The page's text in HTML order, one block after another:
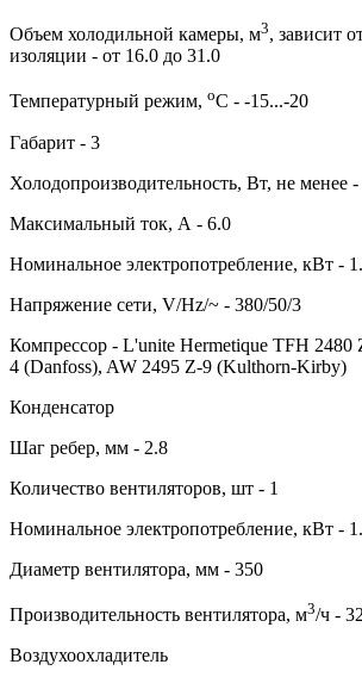
Объем холодильной камеры, м3, зависит
изоляции - от 16.0 до 31.0
Температурный режим, оС - -15...-20
Габарит - 3
Холодопроизводительность, Вт, не менее
Максимальный ток, А - 6.0
Номинальное электропотребление, кВт -
Напряжение сети, V/Hz/~ - 380/50/3
Компрессор - L'unite Hermetique TFH 2480
4 (Danfoss), AW 2495 Z-9 (Kulthorn-Kirby)
Конденсатор
Шаг ребер, мм - 2.8
Количество вентиляторов, шт - 1
Номинальное электропотребление, кВт -
Диаметр вентилятора, мм - 350
Производительность вентилятора, м3/ч -
Воздухоохладитель